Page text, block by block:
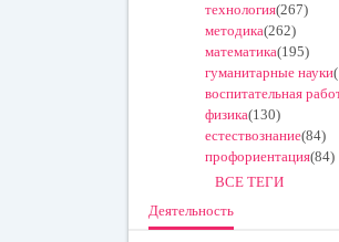
технология(267)
методика(262)
математика(195)
гуманитарные науки
воспитательная
физика(130)
естествознание(84)
профориентация(84)
ВСЕ ТЕГИ
Деятельность